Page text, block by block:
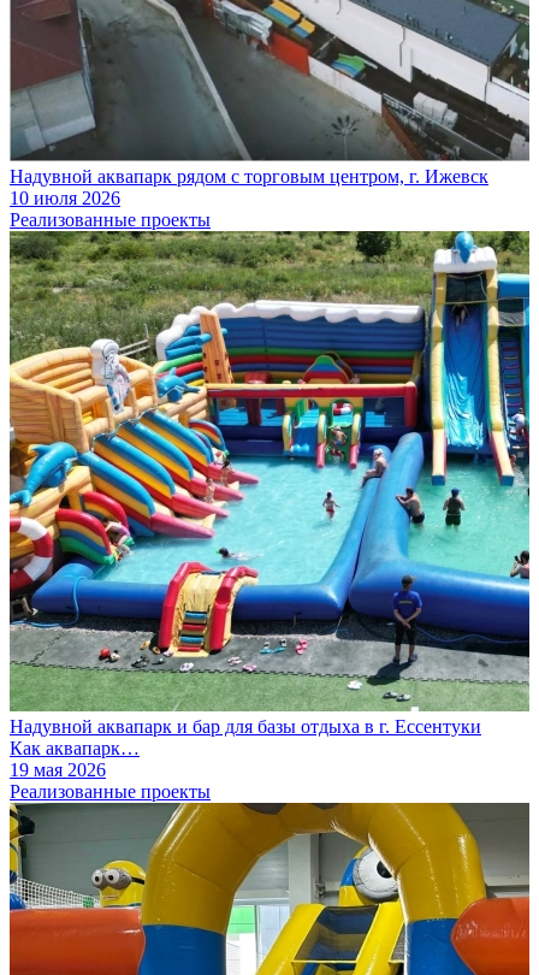
Надувной аквапарк рядом с торговым центром, г. Ижевск
10 июля 2026
Реализованные проекты
Надувной аквапарк и бар для базы отдыха в г. Ессентуки
Как аквапарк…
19 мая 2026
Реализованные проекты